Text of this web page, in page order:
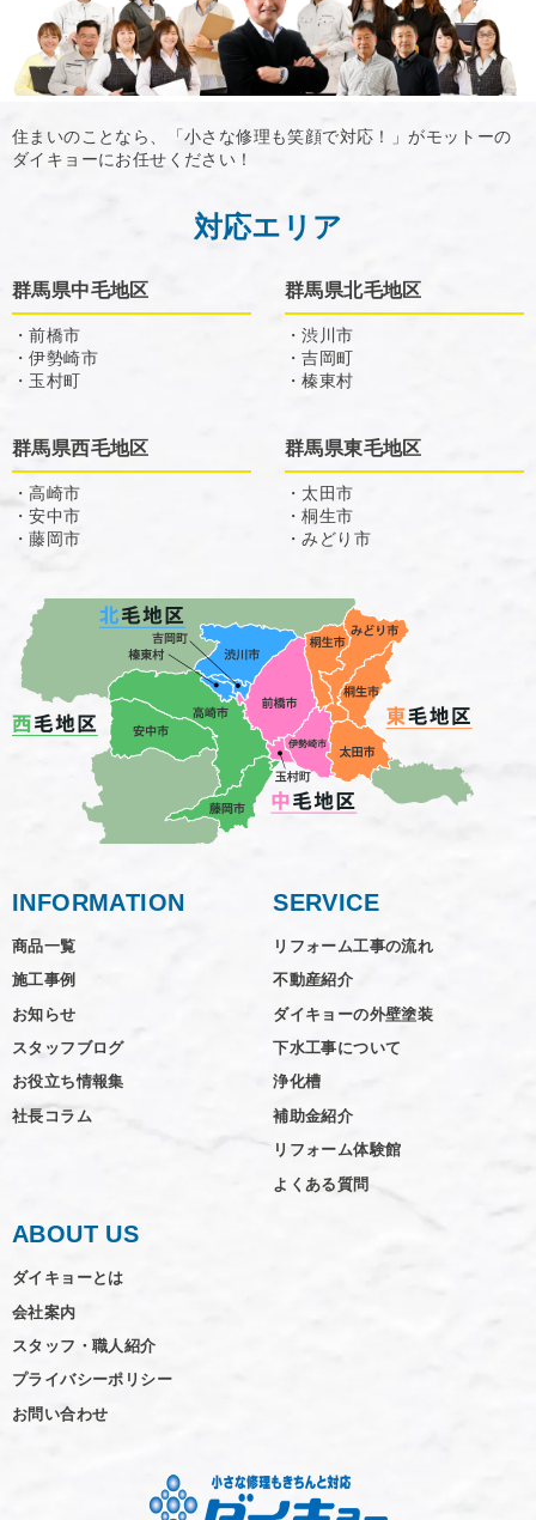
住まいのことなら、「小さな修理も笑顔で対応！」がモットーの
ダイキョーにお任せください！
対応エリア
群馬県中毛地区
・前橋市
・伊勢崎市
・玉村町
群馬県北毛地区
・渋川市
・吉岡町
・榛東村
群馬県西毛地区
・高崎市
・安中市
・藤岡市
群馬県東毛地区
・太田市
・桐生市
・みどり市
INFORMATION
商品一覧
施工事例
お知らせ
スタッフブログ
お役立ち情報集
社長コラム
SERVICE
リフォーム工事の流れ
不動産紹介
ダイキョーの外壁塗装
下水工事について
浄化槽
補助金紹介
リフォーム体験館
よくある質問
ABOUT US
ダイキョーとは
会社案内
スタッフ・職人紹介
プライバシーポリシー
お問い合わせ